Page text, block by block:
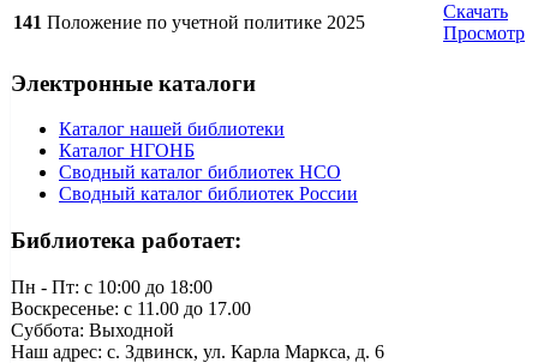
141 Положение по учетной политике 2025
Скачать
Просмотр
Электронные каталоги
Каталог нашей библиотеки
Каталог НГОНБ
Сводный каталог библиотек НСО
Сводный каталог библиотек России
Библиотека работает:
Пн - Пт: c 10:00 до 18:00
Воскресенье: с 11.00 до 17.00
Суббота: Выходной
Наш адрес: с. Здвинск, ул. Карла Маркса, д. 6